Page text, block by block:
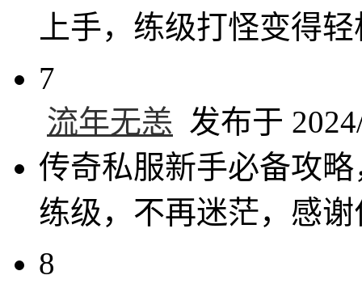
上手，练级打怪变得
7
流年无恙 发布于
传奇私服新手必备攻
练级，不再迷茫，感
8